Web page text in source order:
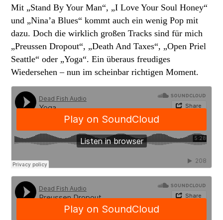
Mit „Stand By Your Man“, „I Love Your Soul Honey“
und „Nina’a Blues“ kommt auch ein wenig Pop mit
dazu. Doch die wirklich großen Tracks sind für mich
„Preussen Dropout“, „Death And Taxes“, „Open Priel
Seattle“ oder „Yoga“. Ein überaus freudiges
Wiedersehen – nun im scheinbar richtigen Moment.